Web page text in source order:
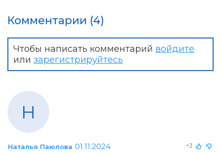
Комментарии (4)
Чтобы написать комментарий войдите
или зарегистрируйтесь
Н
+2
Наталья Паюлова 01.11.2024